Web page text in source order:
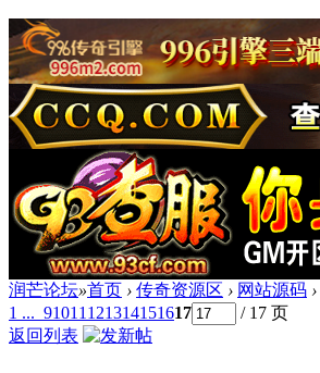
润芒论坛»首页 › 传奇资源区 › 网站源码 ›
1 ... 91011 121314151617
/ 17 页
返回列表